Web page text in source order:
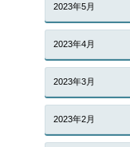
2023年5月
2023年4月
2023年3月
2023年2月